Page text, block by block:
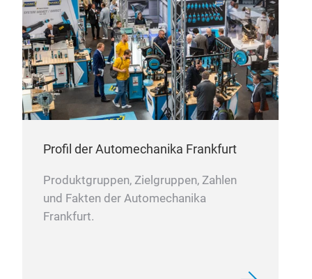
Profil der Automechanika Frankfurt
Produktgruppen, Zielgruppen, Zahlen
und Fakten der Automechanika
Frankfurt.